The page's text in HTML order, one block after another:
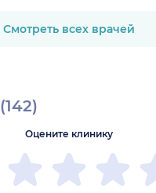
Смотреть всех врачей
(142)
Оцените клинику